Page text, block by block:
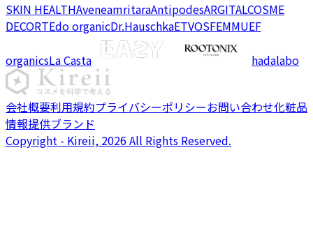
SKIN HEALTHAveneamritaraAntipodesARGITALCOSME
DECORTEdo organicDr.HauschkaETVOSFEMMUEF
organicsLa Casta hadalabo
会社概要利用規約プライバシーポリシーお問い合わせ化粧品
情報提供ブランド
Copyright - Kireii, 2026 All Rights Reserved.